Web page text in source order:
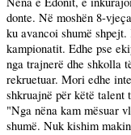
donte. Në moshën 8-
ku avancoi shumë
kampionatit. Edhe pse
nga trajnerë dhe shkolla
rekruetuar. Mori edhe
shkruajnë për këtë talent
"Nga nëna kam mësuar
shumë. Nuk kishim